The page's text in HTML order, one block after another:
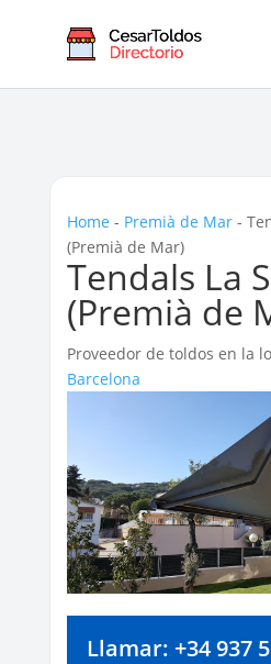
Home - Premià de Mar-
(Premià de Mar)
Tendals La
(Premià de
Proveedor de toldos en la
Barcelona
Llamar: +34 937